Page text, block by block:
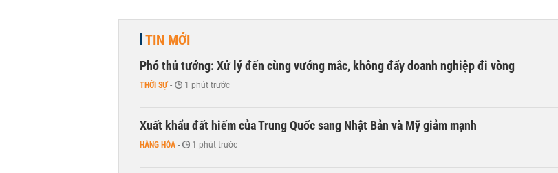
TIN MỚI
Phó thủ tướng: Xử lý đến cùng vướng mắc, không đẩy doanh nghiệp đi vòng
THỜI SỰ - 1 phút trước
Xuất khẩu đất hiếm của Trung Quốc sang Nhật Bản và Mỹ giảm mạnh
HÀNG HÓA - 1 phút trước